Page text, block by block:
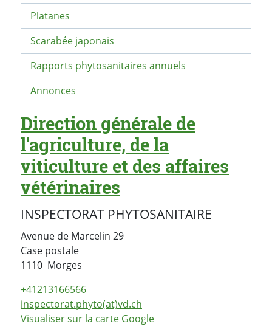
Platanes
Scarabée japonais
Rapports phytosanitaires annuels
Annonces
Direction générale de
l'agriculture, de la
viticulture et des affaires
vétérinaires
INSPECTORAT PHYTOSANITAIRE
Avenue de Marcelin 29
Case postale
1110 Morges
+41213166566
inspectorat.phyto(at)vd.ch
Visualiser sur la carte Google